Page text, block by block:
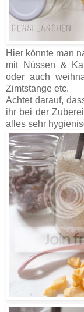
Hier könnte man
mit Nüssen &
oder auch
Zimtstange etc.
Achtet darauf,
ihr bei der
alles sehr